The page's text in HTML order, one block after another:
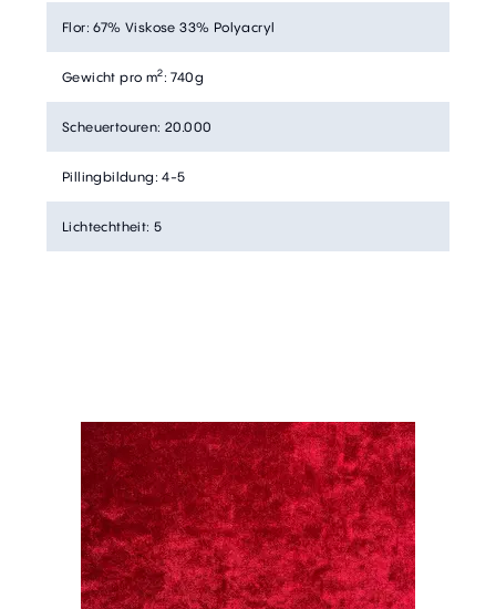
Flor: 67% Viskose 33% Polyacryl
Gewicht pro m2: 740g
Scheuertouren: 20.000
Pillingbildung: 4-5
Lichtechtheit: 5